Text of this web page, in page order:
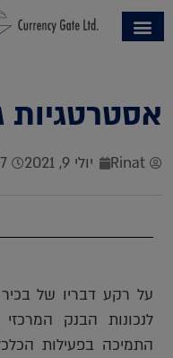
אסטרטגיות
Rinat יולי 9, 2021
על רקע דבריו של
לנכונות הבנק
התמיכה בפעילות